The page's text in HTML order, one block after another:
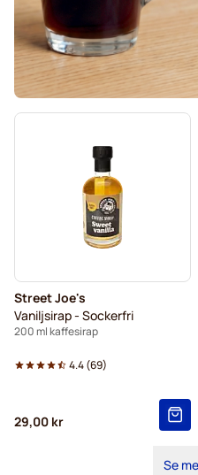
Street Joe's
Vaniljsirap - Sockerfri
200 ml kaffesirap
4.4(69)
29,00 kr
Se